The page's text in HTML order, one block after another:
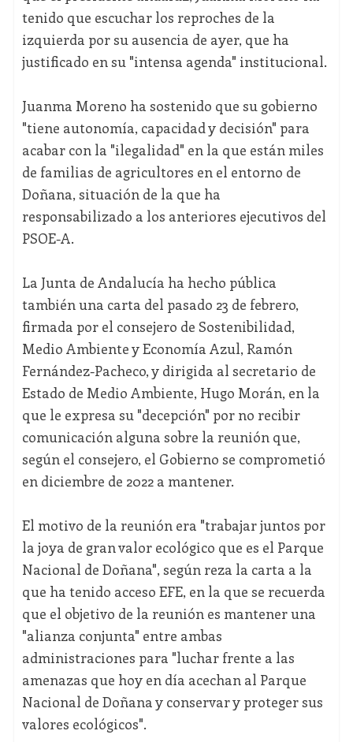
tenido que escuchar los reproches de la
izquierda por su ausencia de ayer, que ha
justificado en su "intensa agenda" institucional.
Juanma Moreno ha sostenido que su gobierno
"tiene autonomía, capacidad y decisión" para
acabar con la "ilegalidad" en la que están miles
de familias de agricultores en el entorno de
Doñana, situación de la que ha
responsabilizado a los anteriores ejecutivos del
PSOE-A.
La Junta de Andalucía ha hecho pública
también una carta del pasado 23 de febrero,
firmada por el consejero de Sostenibilidad,
Medio Ambiente y Economía Azul, Ramón
Fernández-Pacheco, y dirigida al secretario de
Estado de Medio Ambiente, Hugo Morán, en la
que le expresa su "decepción" por no recibir
comunicación alguna sobre la reunión que,
según el consejero, el Gobierno se comprometió
en diciembre de 2022 a mantener.
El motivo de la reunión era "trabajar juntos por
la joya de gran valor ecológico que es el Parque
Nacional de Doñana", según reza la carta a la
que ha tenido acceso EFE, en la que se recuerda
que el objetivo de la reunión es mantener una
"alianza conjunta" entre ambas
administraciones para "luchar frente a las
amenazas que hoy en día acechan al Parque
Nacional de Doñana y conservar y proteger sus
valores ecológicos".